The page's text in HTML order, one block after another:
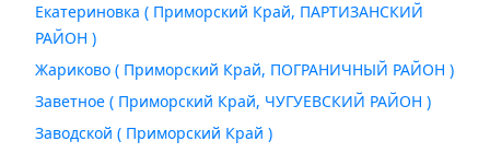
Екатериновка ( Приморский Край, ПАРТИЗАНСКИЙ
РАЙОН )
Жариково ( Приморский Край, ПОГРАНИЧНЫЙ РАЙОН )
Заветное ( Приморский Край, ЧУГУЕВСКИЙ РАЙОН )
Заводской ( Приморский Край )